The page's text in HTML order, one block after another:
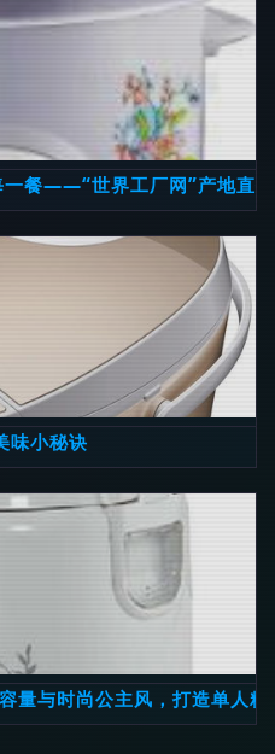
一餐——“世界工厂网”产地直
味小秘诀
量与时尚公主风，打造单人精